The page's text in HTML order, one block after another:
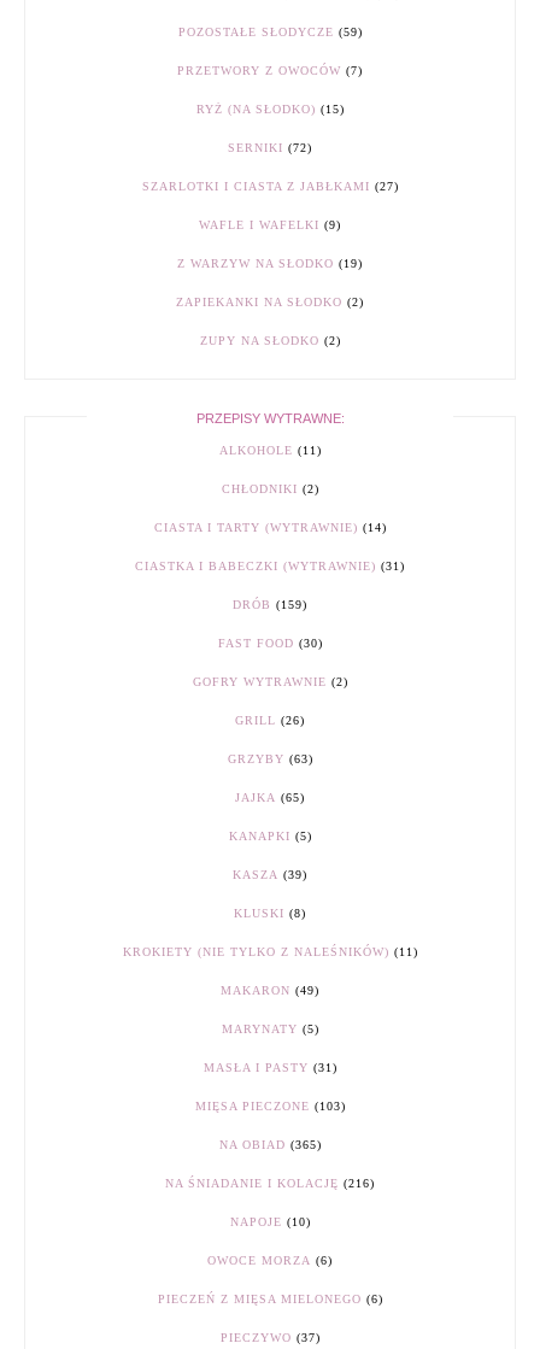
POZOSTAŁE SŁODYCZE (59)
PRZETWORY Z OWOCÓW (7)
RYŻ (NA SŁODKO) (15)
SERNIKI (72)
SZARLOTKI I CIASTA Z JABŁKAMI (27)
WAFLE I WAFELKI (9)
Z WARZYW NA SŁODKO (19)
ZAPIEKANKI NA SŁODKO (2)
ZUPY NA SŁODKO (2)
PRZEPISY WYTRAWNE:
ALKOHOLE (11)
CHŁODNIKI (2)
CIASTA I TARTY (WYTRAWNIE) (14)
CIASTKA I BABECZKI (WYTRAWNIE) (31)
DRÓB (159)
FAST FOOD (30)
GOFRY WYTRAWNIE (2)
GRILL (26)
GRZYBY (63)
JAJKA (65)
KANAPKI (5)
KASZA (39)
KLUSKI (8)
KROKIETY (NIE TYLKO Z NALEŚNIKÓW) (11)
MAKARON (49)
MARYNATY (5)
MASŁA I PASTY (31)
MIĘSA PIECZONE (103)
NA OBIAD (365)
NA ŚNIADANIE I KOLACJĘ (216)
NAPOJE (10)
OWOCE MORZA (6)
PIECZEŃ Z MIĘSA MIELONEGO (6)
PIECZYWO (37)